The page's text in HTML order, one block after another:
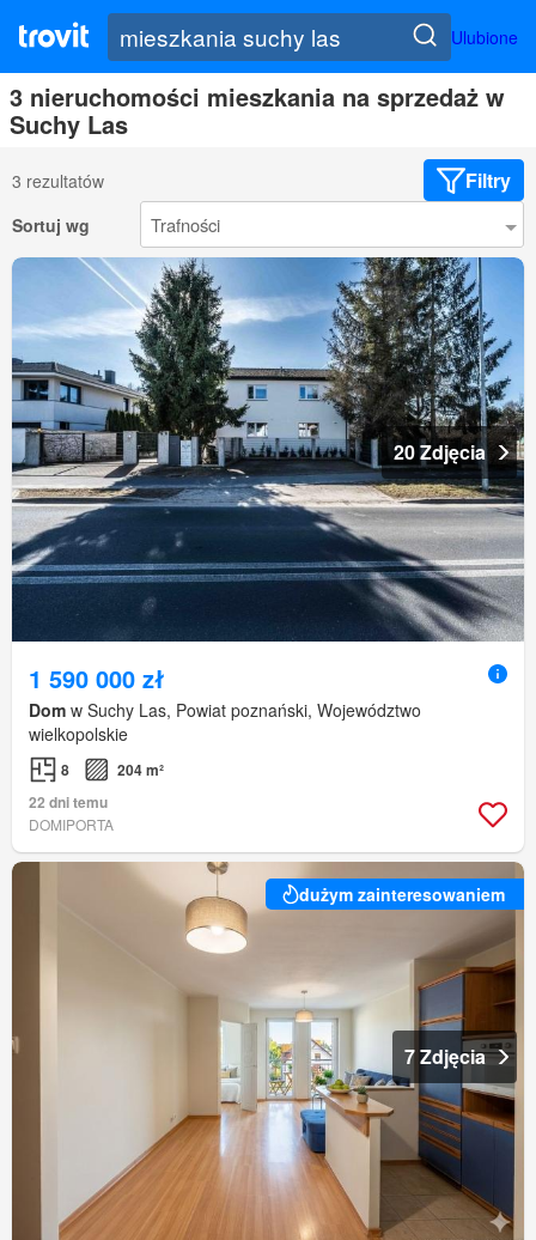
Ulubione
3 nieruchomości mieszkania na sprzedaż w
Suchy Las
3 rezultatów Filtry
Sortuj wg
20 Zdjęcia
1 590 000 zł
Dom w Suchy Las, Powiat poznański, Województwo
wielkopolskie
8
204 m²
22 dni temu
DOMIPORTA
dużym zainteresowaniem
7 Zdjęcia